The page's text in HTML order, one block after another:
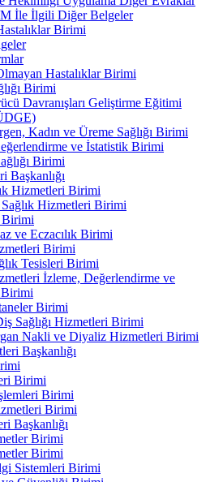
İle İlgili Diğer Belgeler
Birimi
Hastalıklar Birimi
Birimi
Davranışları Geliştirme Eğitimi
Kadın ve Üreme Sağlığı Birimi
ve İstatistik Birimi
Birimi
Başkanlığı
Hizmetleri Birimi
Hizmetleri Birimi
ve Eczacılık Birimi
Birimi
Tesisleri Birimi
İzleme, Değerlendirme ve
Birimi
Sağlığı Hizmetleri Birimi
Nakli ve Diyaliz Hizmetleri Birimi
Başkanlığı
Birimi
Birimi
Birimi
Başkanlığı
Birimi
Birimi
Sistemleri Birimi